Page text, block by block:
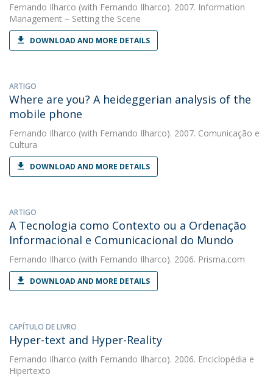
Fernando Ilharco (with Fernando Ilharco). 2007. Information
Management – Setting the Scene
DOWNLOAD AND MORE DETAILS
ARTIGO
Where are you? A heideggerian analysis of the
mobile phone
Fernando Ilharco (with Fernando Ilharco). 2007. Comunicação e
Cultura
DOWNLOAD AND MORE DETAILS
ARTIGO
A Tecnologia como Contexto ou a Ordenação
Informacional e Comunicacional do Mundo
Fernando Ilharco (with Fernando Ilharco). 2006. Prisma.com
DOWNLOAD AND MORE DETAILS
CAPÍTULO DE LIVRO
Hyper-text and Hyper-Reality
Fernando Ilharco (with Fernando Ilharco). 2006. Enciclopédia e
Hipertexto